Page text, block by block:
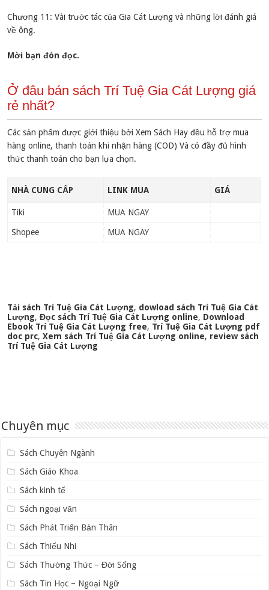
Chương 11: Vài trước tác của Gia Cát Lượng và những lời đánh giá
về ông.
Mời bạn đón đọc.
Ở đâu bán sách Trí Tuệ Gia Cát Lượng giá
rẻ nhất?
Các sản phẩm được giới thiệu bởi Xem Sách Hay đều hỗ trợ mua
hàng online, thanh toán khi nhận hàng (COD) Và có đầy đủ hình
thức thanh toán cho bạn lựa chọn.
NHÀ CUNG CẤP LINK MUA GIÁ
Tiki MUA NGAY
Shopee MUA NGAY
Tải sách Trí Tuệ Gia Cát Lượng, dowload sách Trí Tuệ Gia Cát
Lượng,Đọc sách Trí Tuệ Gia Cát Lượng online, Download
Ebook Trí Tuệ Gia Cát Lượng free, Trí Tuệ Gia Cát Lượng pdf
doc prc,Xem sách Trí Tuệ Gia Cát Lượng online, review sách
Trí Tuệ Gia Cát Lượng
Chuyên mục
Sách Chuyên Ngành
Sách Giáo Khoa
Sách kinh tế
Sách ngoại văn
Sách Phát Triển Bản Thân
Sách Thiếu Nhi
Sách Thường Thức – Đời Sống
Sách Tin Học – Ngoại Ngữ